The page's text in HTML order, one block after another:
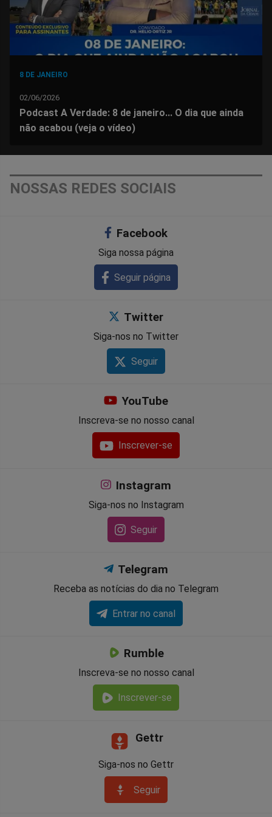
8 DE JANEIRO
02/06/2026
Podcast A Verdade: 8 de janeiro... O dia que ainda
não acabou (veja o vídeo)
NOSSAS REDES SOCIAIS
Facebook
Siga nossa página
Seguir página
Twitter
Siga-nos no Twitter
Seguir
YouTube
Inscreva-se no nosso canal
Inscrever-se
Instagram
Siga-nos no Instagram
Seguir
Telegram
Receba as notícias do dia no Telegram
Entrar no canal
Rumble
Inscreva-se no nosso canal
Inscrever-se
Gettr
Siga-nos no Gettr
Seguir